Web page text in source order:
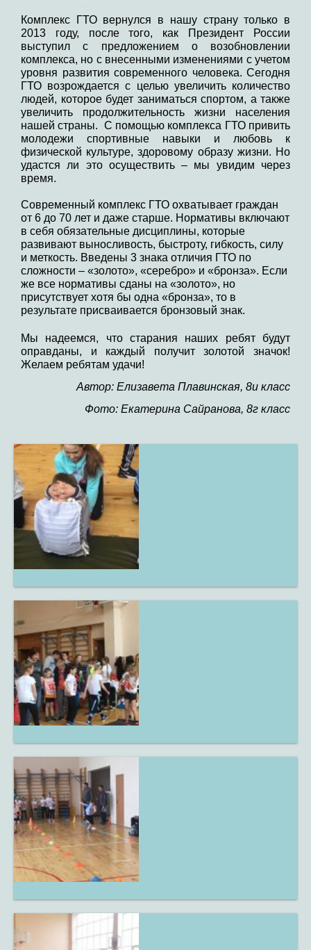
Комплекс ГТО вернулся в нашу страну только в
2013 году, после того, как Президент России
выступил с предложением о возобновлении
комплекса, но с внесенными изменениями с учетом
уровня развития современного человека. Сегодня
ГТО возрождается с целью увеличить количество
людей, которое будет заниматься спортом, а также
увеличить продолжительность жизни населения
нашей страны. С помощью комплекса ГТО привить
молодежи спортивные навыки и любовь к
физической культуре, здоровому образу жизни. Но
удастся ли это осуществить – мы увидим через
время.
Современный комплекс ГТО охватывает граждан
от 6 до 70 лет и даже старше. Нормативы включают
в себя обязательные дисциплины, которые
развивают выносливость, быстроту, гибкость, силу
и меткость. Введены 3 знака отличия ГТО по
сложности – «золото», «серебро» и «бронза». Если
же все нормативы сданы на «золото», но
присутствует хотя бы одна «бронза», то в
результате присваивается бронзовый знак.
Мы надеемся, что старания наших ребят будут
оправданы, и каждый получит золотой значок!
Желаем ребятам удачи!
Автор: Елизавета Плавинская, 8и класс
Фото: Екатерина Сайранова, 8г класс